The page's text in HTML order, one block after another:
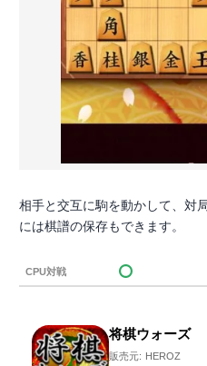
相手と交互に駒を動かして、対
には棋譜の保存もできます。
CPU対戦
将棋ウォーズ
販売元: HEROZ